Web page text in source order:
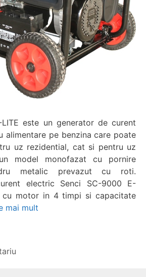
este un generator de curent
alimentare pe benzina care poate
uz rezidential, cat si pentru uz
model monofazat cu pornire
metalic prevazut cu roti.
electric Senci SC-9000 E-
cu motor in 4 timpi si capacitate
mai mult